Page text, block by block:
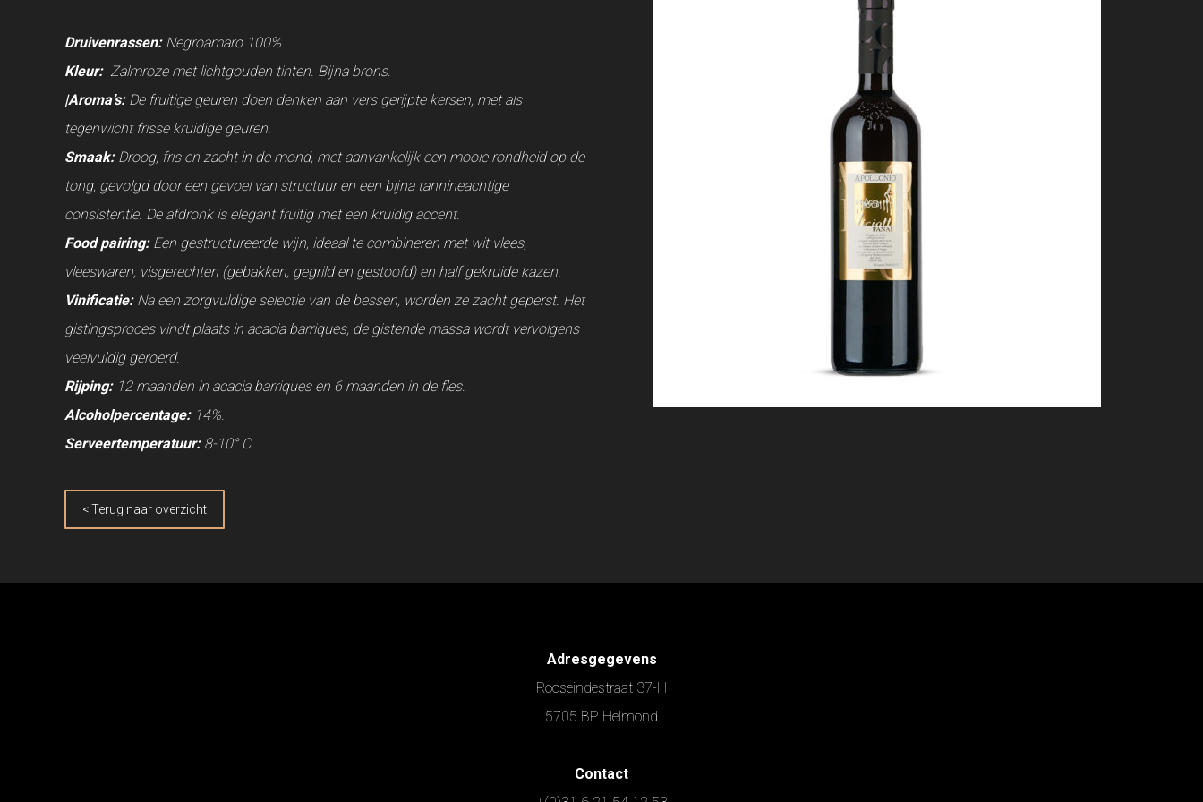
Druivenrassen:Negroamaro 100%
Kleur:Zalmroze met lichtgouden tinten. Bijna brons.
|Aroma’s:De fruitige geuren doen denken aan vers gerijpte kersen, met als
tegenwicht frisse kruidige geuren.
Smaak:Droog, fris en zacht in de mond, met aanvankelijk een mooie rondheid op de
tong, gevolgd door een gevoel van structuur en een bijna tannineachtige
consistentie. De afdronk is elegant fruitig met een kruidig accent.
Food pairing:Een gestructureerde wijn, ideaal te combineren met wit vlees,
vleeswaren, visgerechten (gebakken, gegrild en gestoofd) en half gekruide kazen.
Vinificatie:Na een zorgvuldige selectie van de bessen, worden ze zacht geperst. Het
gistingsproces vindt plaats in acacia barriques, de gistende massa wordt vervolgens
veelvuldig geroerd.
Rijping:12 maanden in acacia barriques en 6 maanden in de fles.
Alcoholpercentage:14%.
Serveertemperatuur:8-10° C
< Terug naar overzicht
Adresgegevens
Rooseindestraat 37-H
5705 BP Helmond
Contact